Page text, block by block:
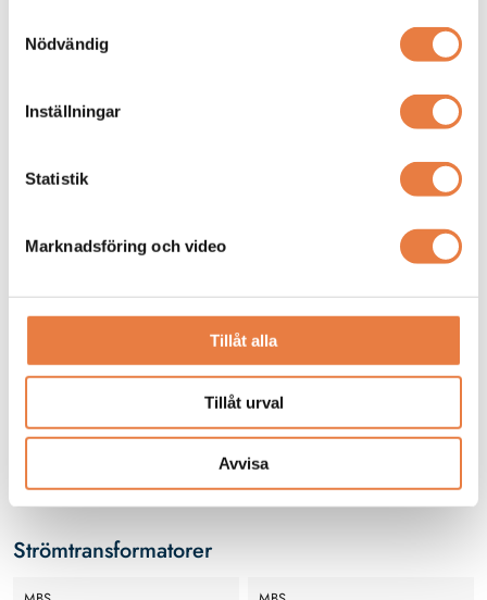
Nödvändig
Inställningar
Statistik
Marknadsföring och video
Tillåt alla
Tillåt urval
Avvisa
Relaterade produkter
Kopplingsplint
Z211 Kopplingsplint
Kopplingsplint Z2.11 för
lågspänningsnät
990 kr
Strömtransformatorer